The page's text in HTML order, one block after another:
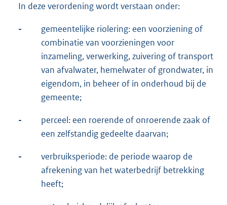
In deze verordening wordt verstaan onder:
-
gemeentelijke riolering: een voorziening of
combinatie van voorzieningen voor
inzameling, verwerking, zuivering of transport
van afvalwater, hemelwater of grondwater, in
eigendom, in beheer of in onderhoud bij de
gemeente;
-
perceel: een roerende of onroerende zaak of
een zelfstandig gedeelte daarvan;
-
verbruiksperiode: de periode waarop de
afrekening van het waterbedrijf betrekking
heeft;